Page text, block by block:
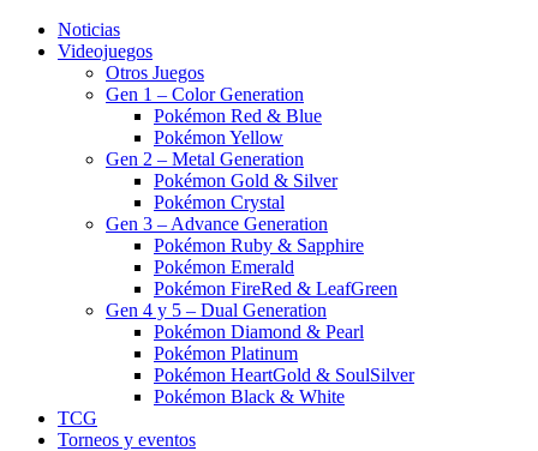
Noticias
Videojuegos
Otros Juegos
Gen 1 – Color Generation
Pokémon Red & Blue
Pokémon Yellow
Gen 2 – Metal Generation
Pokémon Gold & Silver
Pokémon Crystal
Gen 3 – Advance Generation
Pokémon Ruby & Sapphire
Pokémon Emerald
Pokémon FireRed & LeafGreen
Gen 4 y 5 – Dual Generation
Pokémon Diamond & Pearl
Pokémon Platinum
Pokémon HeartGold & SoulSilver
Pokémon Black & White
TCG
Torneos y eventos